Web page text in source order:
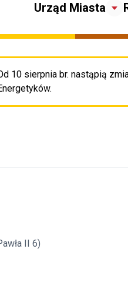
Urząd Miasta
10 sierpnia br. nastąpią
II 6)